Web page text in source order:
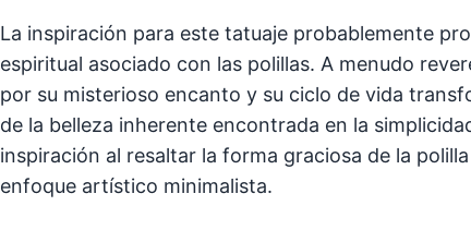
La inspiración para este tatuaje probablemente
espiritual asociado con las polillas. A menudo
por su misterioso encanto y su ciclo de vida
de la belleza inherente encontrada en la
inspiración al resaltar la forma graciosa de la
enfoque artístico minimalista.